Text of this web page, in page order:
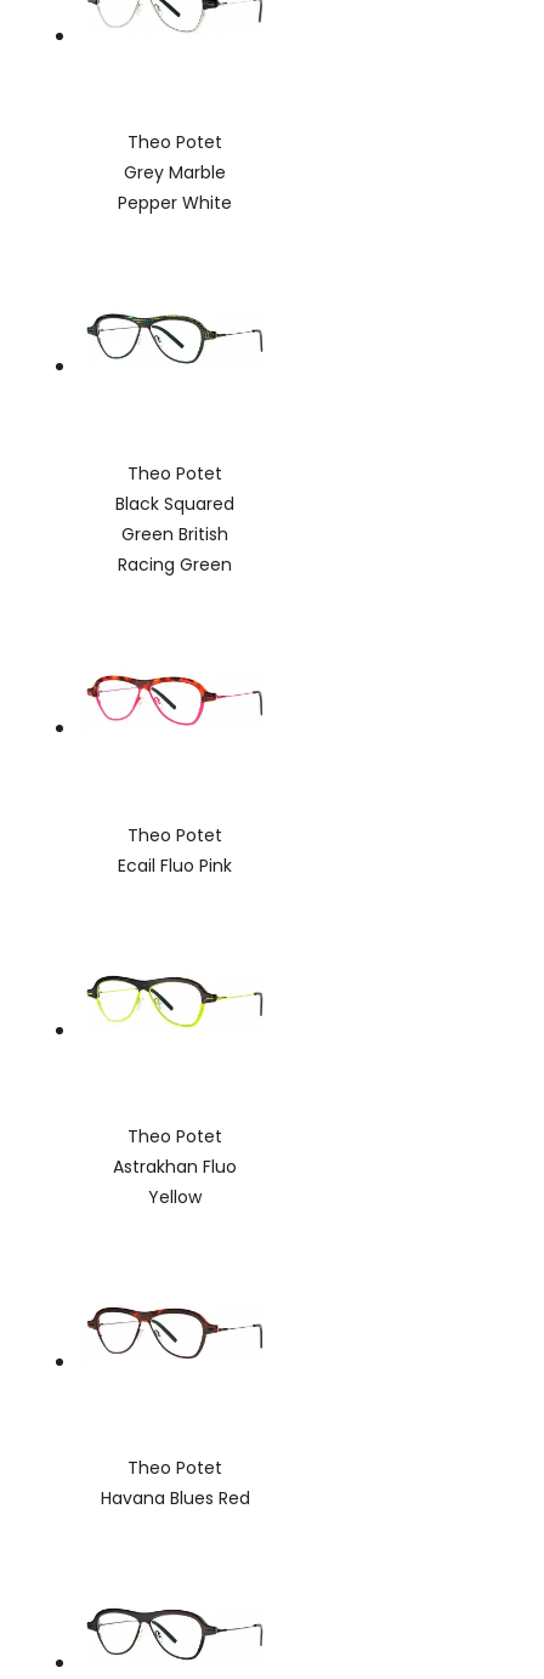
Theo Potet
Grey Marble
Pepper White
Theo Potet
Black Squared
Green British
Racing Green
Theo Potet
Ecail Fluo Pink
Theo Potet
Astrakhan Fluo
Yellow
Theo Potet
Havana Blues Red